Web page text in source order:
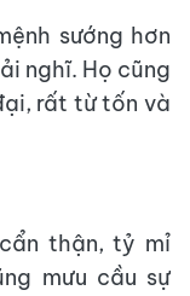
sướng hơn
nghĩ. Họ cũng
rất từ tốn và
thận, tỷ mỉ
mưu cầu sự